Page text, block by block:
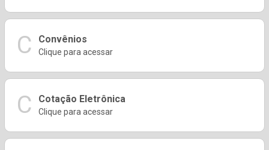
C Convênios
Clique para acessar
C Cotação Eletrônica
Clique para acessar